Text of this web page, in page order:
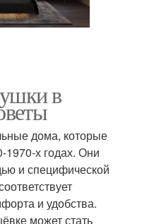
в
дома, которые
х годах. Они
и специфической
и удобства.
может стать